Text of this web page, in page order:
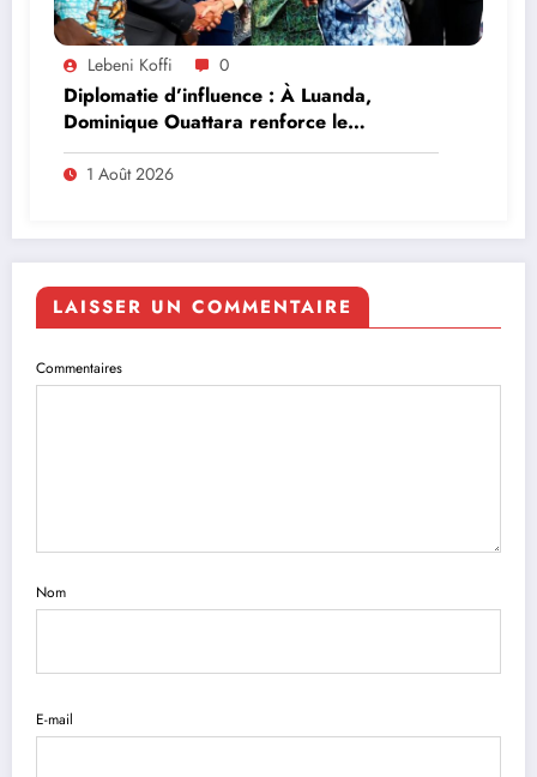
Lebeni Koffi 0
Diplomatie d’influence : À Luanda,
Dominique Ouattara renforce le
leadership solidaire de la Côte d’Ivoire en
Afrique
1 Août 2026
LAISSER UN COMMENTAIRE
Commentaires
Nom
E-mail